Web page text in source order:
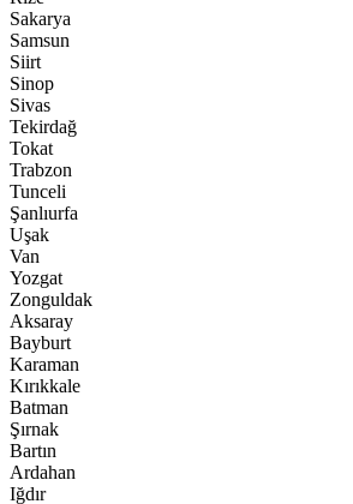
Sakarya
Samsun
Siirt
Sinop
Sivas
Tekirdağ
Tokat
Trabzon
Tunceli
Şanlıurfa
Uşak
Van
Yozgat
Zonguldak
Aksaray
Bayburt
Karaman
Kırıkkale
Batman
Şırnak
Bartın
Ardahan
Iğdır